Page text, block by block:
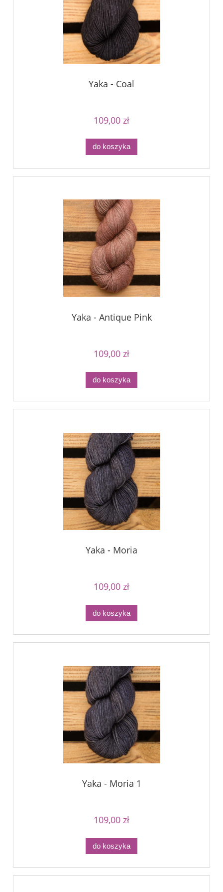
Yaka - Coal
109,00 zł
do koszyka
Yaka - Antique Pink
109,00 zł
do koszyka
Yaka - Moria
109,00 zł
do koszyka
Yaka - Moria 1
109,00 zł
do koszyka